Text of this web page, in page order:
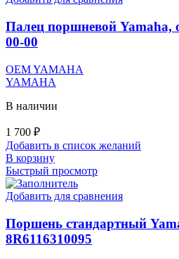
Палец поршневой Yamaha,
00-00
OEM YAMAHA
YAMAHA
В наличии
1 700 ₽
Добавить в список желаний
В корзину
Быстрый просмотр
Добавить для сравнения
Поршень стандартный
8R6116310095